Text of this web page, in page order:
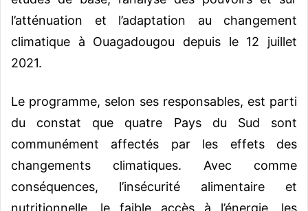
l’atténuation et l’adaptation au changement
climatique à Ouagadougou depuis le 12 juillet
2021.
Le programme, selon ses responsables, est parti
du constat que quatre Pays du Sud sont
communément affectés par les effets des
changements climatiques. Avec comme
conséquences, l’insécurité alimentaire et